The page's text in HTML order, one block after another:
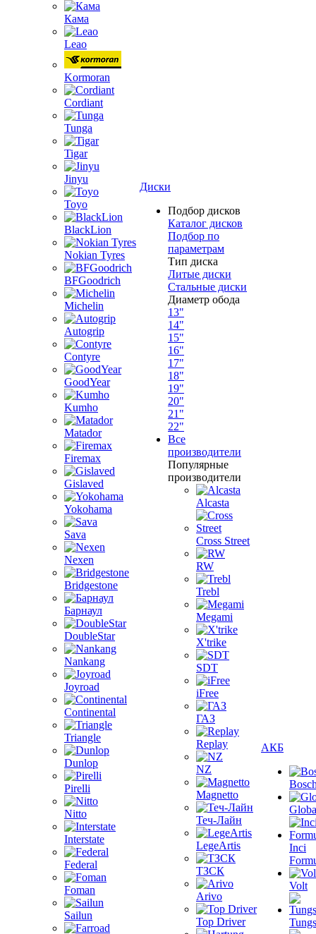
Кама
Leao
Kormoran
Cordiant
Tunga
Tigar
Jinyu
Toyo
BlackLion
Nokian Tyres
BFGoodrich
Michelin
Autogrip
Contyre
GoodYear
Kumho
Matador
Firemax
Gislaved
Yokohama
Sava
Nexen
Bridgestone
Барнаул
DoubleStar
Nankang
Joyroad
Continental
Triangle
Dunlop
Pirelli
Nitto
Interstate
Federal
Foman
Sailun
Диски
Подбор дисков
Каталог дисков
Подбор по
параметрам
Тип диска
Литые диски
Стальные диски
Диаметр обода
13"
14"
15"
16"
17"
18"
19"
20"
21"
22"
Все
производители
Популярные
производители
Alcasta
Cross Street
RW
Trebl
Megami
X'trike
SDT
iFree
ГАЗ
Replay
NZ
Magnetto
Теч-Лайн
LegeArtis
ТЗСК
Arivo
Top Driver
АКБ
Inci
Volt